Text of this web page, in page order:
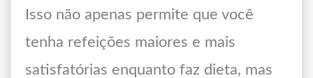
Isso não apenas permite que você
tenha refeições maiores e mais
satisfatórias enquanto faz dieta, mas